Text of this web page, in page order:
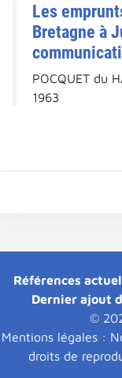
Les
Bretagne à
POCQUET du
1963
Références
Dernier ajout
©
Mentions légales :
droits de